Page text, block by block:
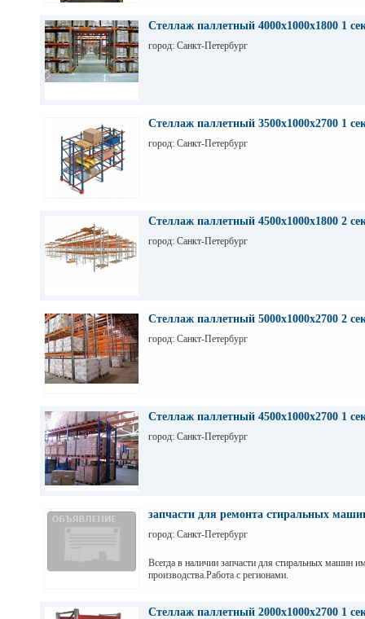
Стеллаж паллетный 4000х1000х1800 1
город: Санкт-Петербург
Стеллаж паллетный 3500х1000х2700 1
город: Санкт-Петербург
Стеллаж паллетный 4500х1000х1800 2
город: Санкт-Петербург
Стеллаж паллетный 5000х1000х2700 2
город: Санкт-Петербург
Стеллаж паллетный 4500х1000х2700 1
город: Санкт-Петербург
запчасти для ремонта стиральных
город: Санкт-Петербург
Всегда в наличии запчасти для стиральных машин
производства.Работа с регионами.
Стеллаж паллетный 2000х1000х2700 1